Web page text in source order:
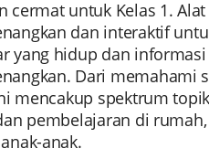
cermat untuk Kelas 1.
dan interaktif
yang hidup dan
Dari memahami
mencakup spektrum
pembelajaran di
anak.